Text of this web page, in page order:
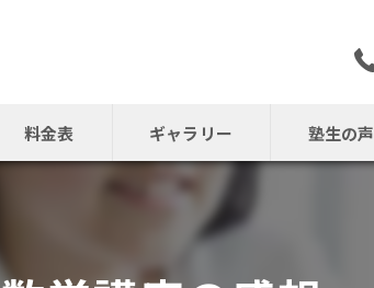
料金表 ギャラリー 塾生の声